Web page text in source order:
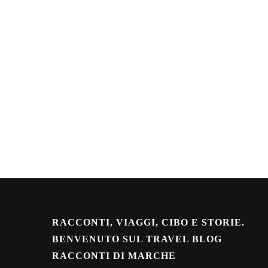
RACCONTI, VIAGGI, CIBO E STORIE.
BENVENUTO SUL TRAVEL BLOG
RACCONTI DI MARCHE